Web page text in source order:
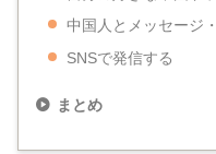
中国人とメッセージ
SNSで発信する
まとめ